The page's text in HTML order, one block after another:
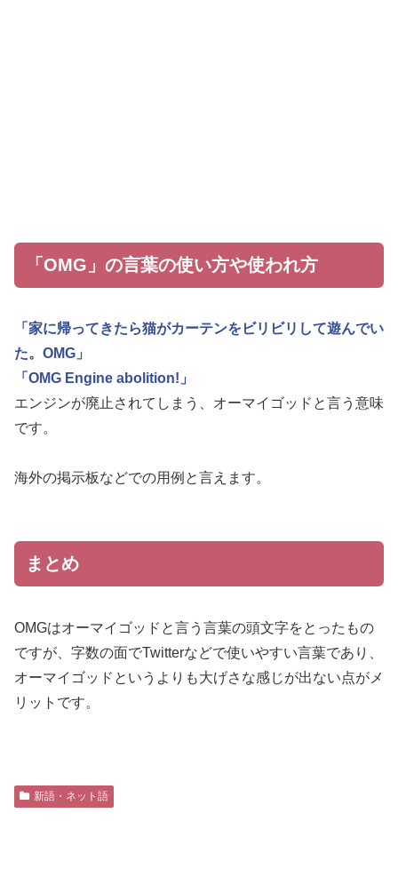
「OMG」の言葉の使い方や使われ方
「家に帰ってきたら猫がカーテンをビリビリして遊んでい
た。OMG」
「OMG Engine abolition!」
エンジンが廃止されてしまう、オーマイゴッドと言う意味
です。
海外の掲示板などでの用例と言えます。
まとめ
OMGはオーマイゴッドと言う言葉の頭文字をとったもの
ですが、字数の面でTwitterなどで使いやすい言葉であり、
オーマイゴッドというよりも大げさな感じが出ない点がメ
リットです。
新語・ネット語